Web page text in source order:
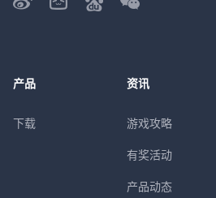
产品
下载
资讯
游戏攻略
有奖活动
产品动态